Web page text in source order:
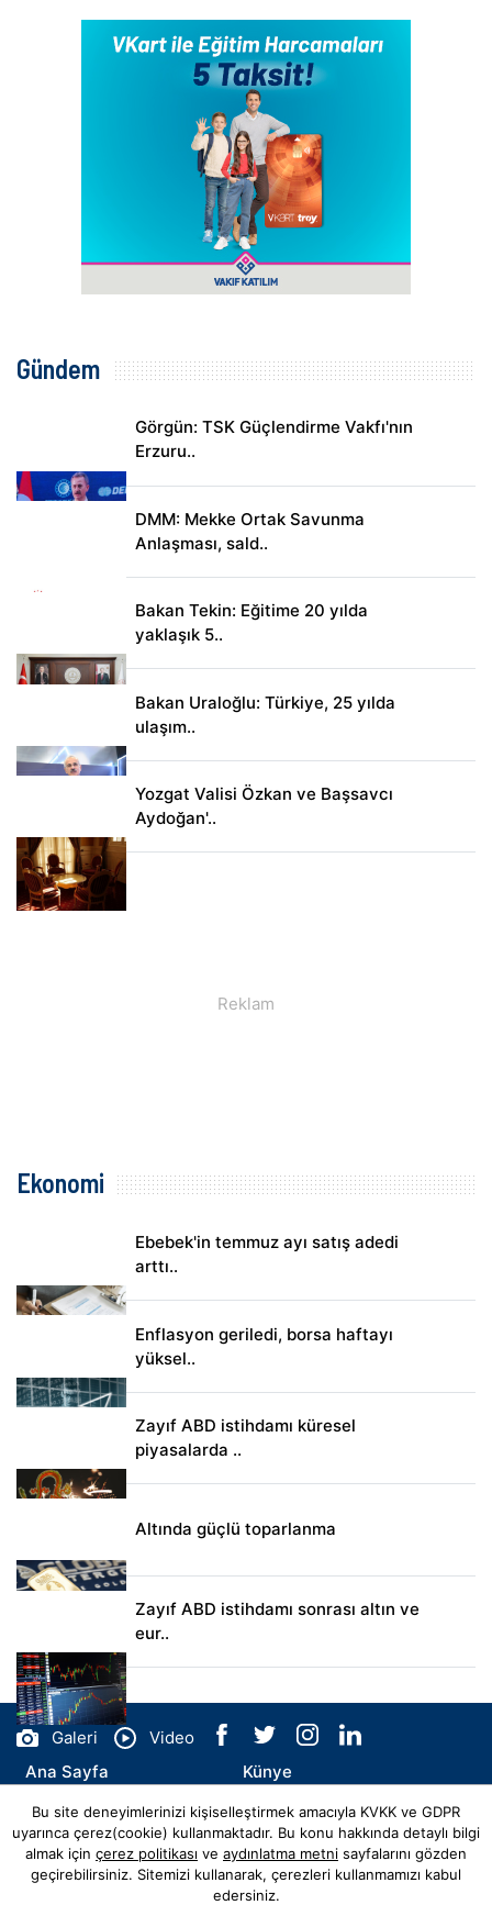
Gündem
Görgün: TSK Güçlendirme Vakfı'nın
Erzuru..
DMM: Mekke Ortak Savunma
Anlaşması, sald..
Bakan Tekin: Eğitime 20 yılda
yaklaşık 5..
Bakan Uraloğlu: Türkiye, 25 yılda
ulaşım..
Yozgat Valisi Özkan ve Başsavcı
Aydoğan'..
Ekonomi
Ebebek'in temmuz ayı satış adedi
arttı..
Enflasyon geriledi, borsa haftayı
yüksel..
Zayıf ABD istihdamı küresel
piyasalarda ..
Altında güçlü toparlanma
Zayıf ABD istihdamı sonrası altın ve
eur..
Galeri
Video
Ana Sayfa
Künye
İletişim
© Copyright 2026 Sahadan Haber Tüm Hakları Saklıdır.
Bu site deneyimlerinizi kişiselleştirmek amacıyla KVKK ve GDPR
uyarınca çerez(cookie) kullanmaktadır. Bu konu hakkında detaylı bilgi
almak için çerez politikası ve aydınlatma metni sayfalarını gözden
geçirebilirsiniz. Sitemizi kullanarak, çerezleri kullanmamızı kabul
edersiniz.